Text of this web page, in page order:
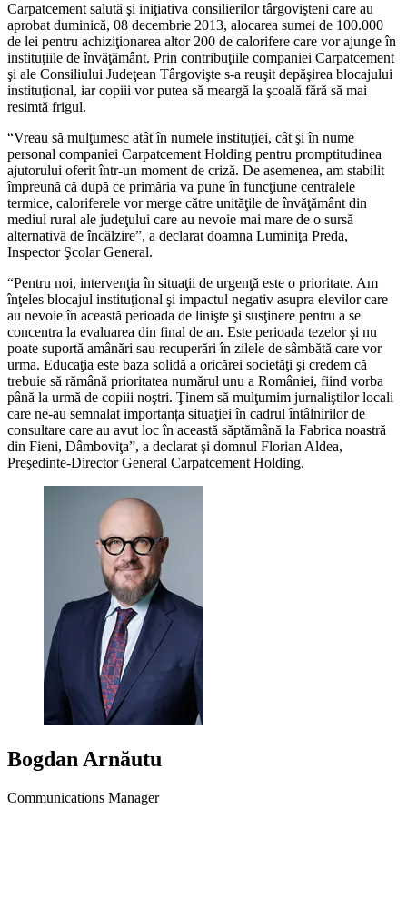
Carpatcement salută şi iniţiativa consilierilor târgovişteni care au
aprobat duminică, 08 decembrie 2013, alocarea sumei de 100.000
de lei pentru achiziţionarea altor 200 de calorifere care vor ajunge în
instituţiile de învăţământ. Prin contribuţiile companiei Carpatcement
şi ale Consiliului Judeţean Târgovişte s-a reuşit depăşirea blocajului
instituţional, iar copiii vor putea să meargă la şcoală fără să mai
resimtă frigul.
“Vreau să mulţumesc atât în numele instituţiei, cât şi în nume
personal companiei Carpatcement Holding pentru promptitudinea
ajutorului oferit într-un moment de criză. De asemenea, am stabilit
împreună că după ce primăria va pune în funcţiune centralele
termice, caloriferele vor merge către unităţile de învăţământ din
mediul rural ale judeţului care au nevoie mai mare de o sursă
alternativă de încălzire”, a declarat doamna Luminiţa Preda,
Inspector Şcolar General.
“Pentru noi, intervenţia în situaţii de urgenţă este o prioritate. Am
înţeles blocajul instituţional şi impactul negativ asupra elevilor care
au nevoie în această perioada de linişte şi susţinere pentru a se
concentra la evaluarea din final de an. Este perioada tezelor şi nu
poate suportă amânări sau recuperări în zilele de sâmbătă care vor
urma. Educaţia este baza solidă a oricărei societăţi şi credem că
trebuie să rămână prioritatea numărul unu a României, fiind vorba
până la urmă de copiii noştri. Ţinem să mulţumim jurnaliştilor locali
care ne-au semnalat importanța situaţiei în cadrul întâlnirilor de
consultare care au avut loc în această săptămână la Fabrica noastră
din Fieni, Dâmboviţa”, a declarat şi domnul Florian Aldea,
Preşedinte-Director General Carpatcement Holding.
Bogdan Arnăutu
Communications Manager